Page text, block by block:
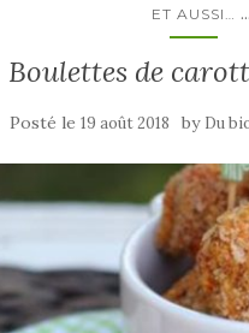
ET AUSSI… ...
Boulettes de
Posté le19 août 2018 by Du